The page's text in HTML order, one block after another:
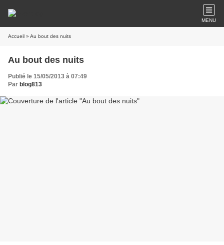
MENU
Accueil » Au bout des nuits
Au bout des nuits
Publié le 15/05/2013 à 07:49
Par blog813